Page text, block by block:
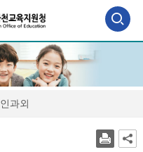
검
색
역
기
과외